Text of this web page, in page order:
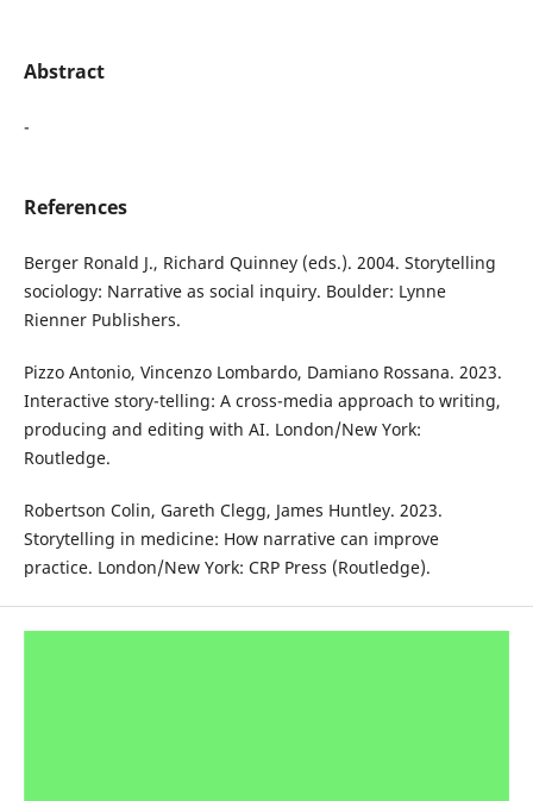
Abstract
-
References
Berger Ronald J., Richard Quinney (eds.). 2004. Storytelling
sociology: Narrative as social inquiry. Boulder: Lynne
Rienner Publishers.
Pizzo Antonio, Vincenzo Lombardo, Damiano Rossana. 2023.
Interactive story-telling: A cross-media approach to writing,
producing and editing with AI. London/New York:
Routledge.
Robertson Colin, Gareth Clegg, James Huntley. 2023.
Storytelling in medicine: How narrative can improve
practice. London/New York: CRP Press (Routledge).